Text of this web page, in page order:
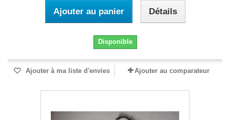
Ajouter au panier Détails
Disponible
Ajouter à ma liste d'envies Ajouter au comparateur